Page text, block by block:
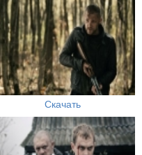
Скачать